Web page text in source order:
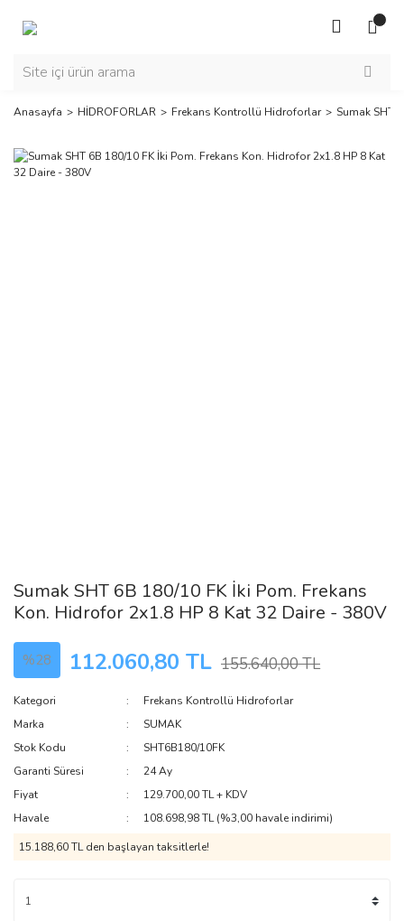
Anasayfa HİDROFORLAR Frekans Kontrollü Hidroforlar Sumak SHT
Sumak SHT 6B 180/10 FK İki Pom. Frekans
Kon. Hidrofor 2x1.8 HP 8 Kat 32 Daire - 380V
%28 112.060,80 TL 155.640,00 TL
Kategori
Frekans Kontrollü Hidroforlar
Marka
SUMAK
Stok Kodu
SHT6B180/10FK
Garanti Süresi
24 Ay
Fiyat
129.700,00 TL + KDV
Havale
108.698,98 TL (%3,00 havale indirimi)
15.188,60 TL den başlayan taksitlerle!